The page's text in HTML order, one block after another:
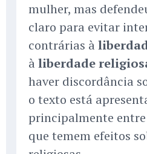
mulher, mas
claro para evitar
contrárias à
à liberdade
haver discordância
o texto está
principalmente
que temem efeitos